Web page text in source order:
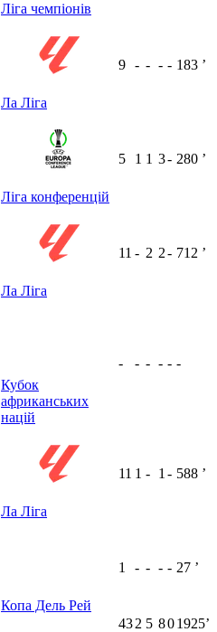
Ліга чемпіонів
Ла Ліга
9 - - - - 183 ʼ
Ліга конференцій
5 1 1 3- 280 ʼ
Ла Ліга
11 - 2 2- 712 ʼ
Кубок
африканських
націй
- - - - - -
Ла Ліга
11 1 - 1 - 588 ʼ
Копа Дель Рей
1 - - - - 27 ʼ
432 5 801925ʼ